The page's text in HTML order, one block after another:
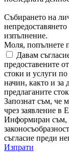
Събирането на
изпълнение.
Моля, попълнете
Давам
предоставените
стоки и услуги
начин, както и за
предлаганите
Запознат съм, че
чрез заявление
Информиран съм,
съгласие преди
Изпрати